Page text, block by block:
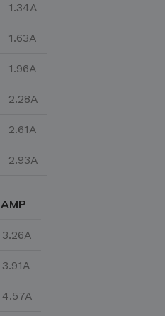
1.34A
1.63A
1.96A
2.28A
2.61A
2.93A
AMP
3.26A
3.91A
4.57A